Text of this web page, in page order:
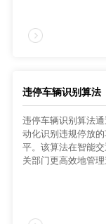
违停车辆识别算法
违停车辆识别算法
动化识别违规停放
平。该算法在智能
关部门更高效地管理